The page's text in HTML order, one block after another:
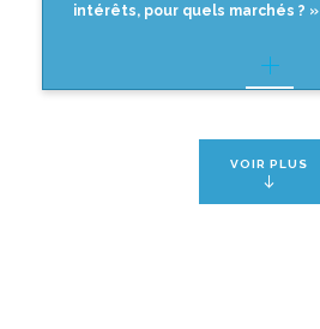
intérêts, pour quels marchés ? »
VOIR PLUS